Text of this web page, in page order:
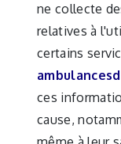
ne collecte
relatives à
certains
ces
cause,